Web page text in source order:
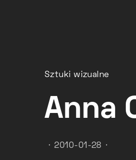
Sztuki wizualne
Anna
2010-01-28